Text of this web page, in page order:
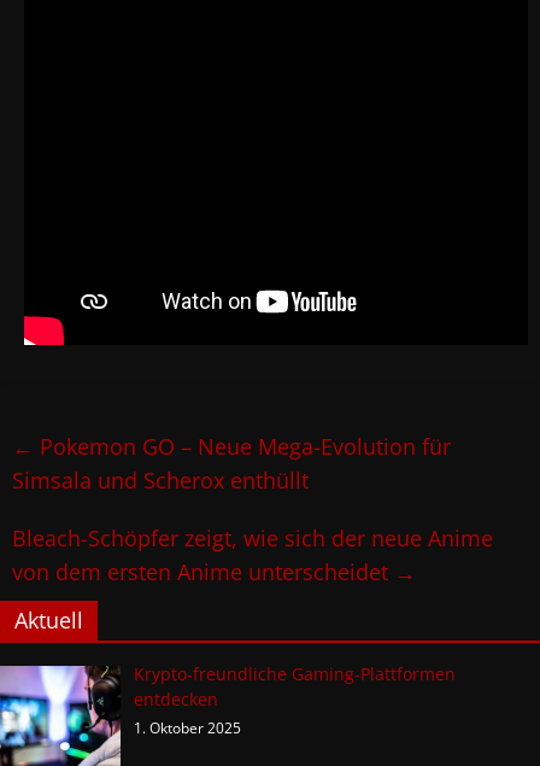
← Pokemon GO – Neue Mega-Evolution für
Simsala und Scherox enthüllt
Bleach-Schöpfer zeigt, wie sich der neue Anime
von dem ersten Anime unterscheidet →
Aktuell
Krypto-freundliche Gaming-Plattformen
entdecken
1. Oktober 2025